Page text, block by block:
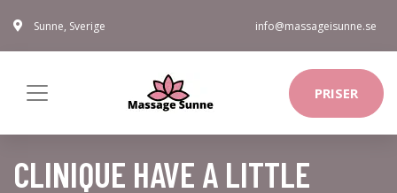
Sunne, Sverige info@massageisunne.se
PRISER
CLINIQUE HAVE A LITTLE